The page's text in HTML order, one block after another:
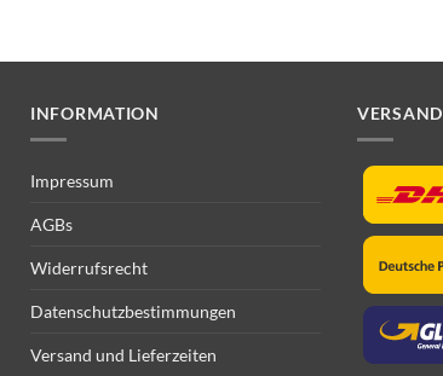
INFORMATION
Impressum
AGBs
Widerrufsrecht
Datenschutzbestimmungen
Versand und Lieferzeiten
VERSAND